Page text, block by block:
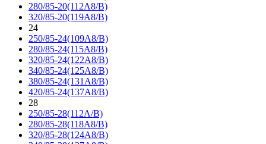
280/85-20(112A8/B)
320/85-20(119A8/B)
24
250/85-24(109A8/B)
280/85-24(115A8/B)
320/85-24(122A8/B)
340/85-24(125A8/B)
380/85-24(131A8/B)
420/85-24(137A8/B)
28
250/85-28(112A/B)
280/85-28(118A8/B)
320/85-28(124A8/B)